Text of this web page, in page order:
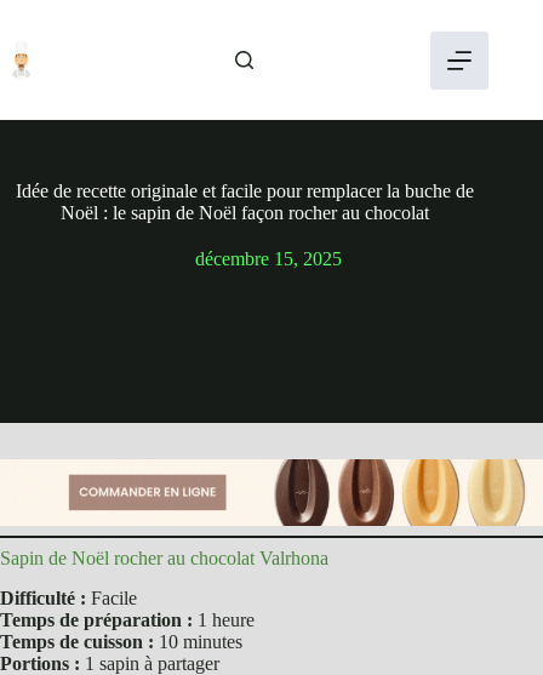
contenu
Idée de recette originale et facile pour remplacer la buche de
Noël : le sapin de Noël façon rocher au chocolat
décembre 15, 2025
Sapin de Noël rocher au chocolat Valrhona
Difficulté : Facile
Temps de préparation : 1 heure
Temps de cuisson : 10 minutes
Portions : 1 sapin à partager